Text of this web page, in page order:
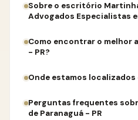
Sobre o escritório
Advogados Especialistas
Como encontrar o melhor
- PR?
Onde estamos localizados
Perguntas frequentes
de Paranaguá - PR